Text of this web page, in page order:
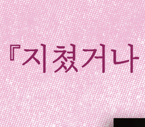
복이 심하면
잘 맞춰주는 사람
순간
랑에 끝은 있다
진심으로 사랑했던 경험은
이유
경질적으로 변해가는 이유
금 행복하지 않다면
낮으면
당신을 아무 가치 없게 보지 않기를